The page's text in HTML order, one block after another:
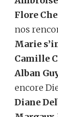
Flore
nos
Marie
Camille
Alban
encore
Diane